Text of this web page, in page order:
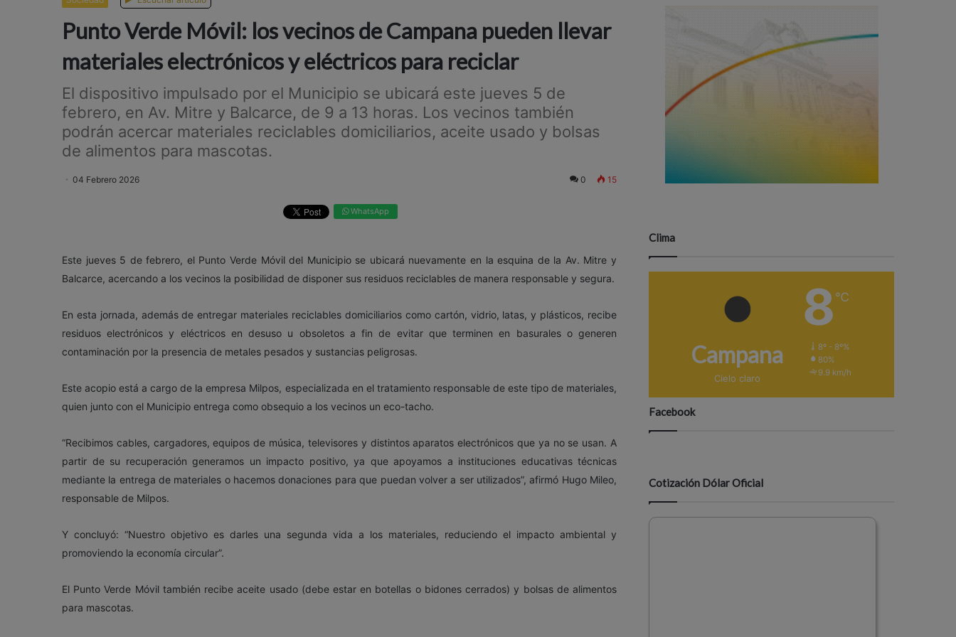
Punto Verde Móvil: los vecinos de Campana pueden llevar
materiales electrónicos y eléctricos para reciclar
El dispositivo impulsado por el Municipio se ubicará este jueves 5 de
febrero, en Av. Mitre y Balcarce, de 9 a 13 horas. Los vecinos también
podrán acercar materiales reciclables domiciliarios, aceite usado y bolsas
de alimentos para mascotas.
04 Febrero 2026 0 15
WhatsApp
Este jueves 5 de febrero, el Punto Verde Móvil del Municipio se ubicará nuevamente en la esquina de la Av. Mitre y
Balcarce, acercando a los vecinos la posibilidad de disponer sus residuos reciclables de manera responsable y segura.
En esta jornada, además de entregar materiales reciclables domiciliarios como cartón, vidrio, latas, y plásticos, recibe
residuos electrónicos y eléctricos en desuso u obsoletos a fin de evitar que terminen en basurales o generen
contaminación por la presencia de metales pesados y sustancias peligrosas.
Este acopio está a cargo de la empresa Milpos, especializada en el tratamiento responsable de este tipo de materiales,
quien junto con el Municipio entrega como obsequio a los vecinos un eco-tacho.
“Recibimos cables, cargadores, equipos de música, televisores y distintos aparatos electrónicos que ya no se usan. A
partir de su recuperación generamos un impacto positivo, ya que apoyamos a instituciones educativas técnicas
mediante la entrega de materiales o hacemos donaciones para que puedan volver a ser utilizados”, afirmó Hugo Mileo,
responsable de Milpos.
Y concluyó: “Nuestro objetivo es darles una segunda vida a los materiales, reduciendo el impacto ambiental y
promoviendo la economía circular”.
El Punto Verde Móvil también recibe aceite usado (debe estar en botellas o bidones cerrados) y bolsas de alimentos
para mascotas.
Clima
Campana
Cielo claro
8 ℃
8º - 8º%
80%
9.9 km/h
Facebook
Cotización Dólar Oficial